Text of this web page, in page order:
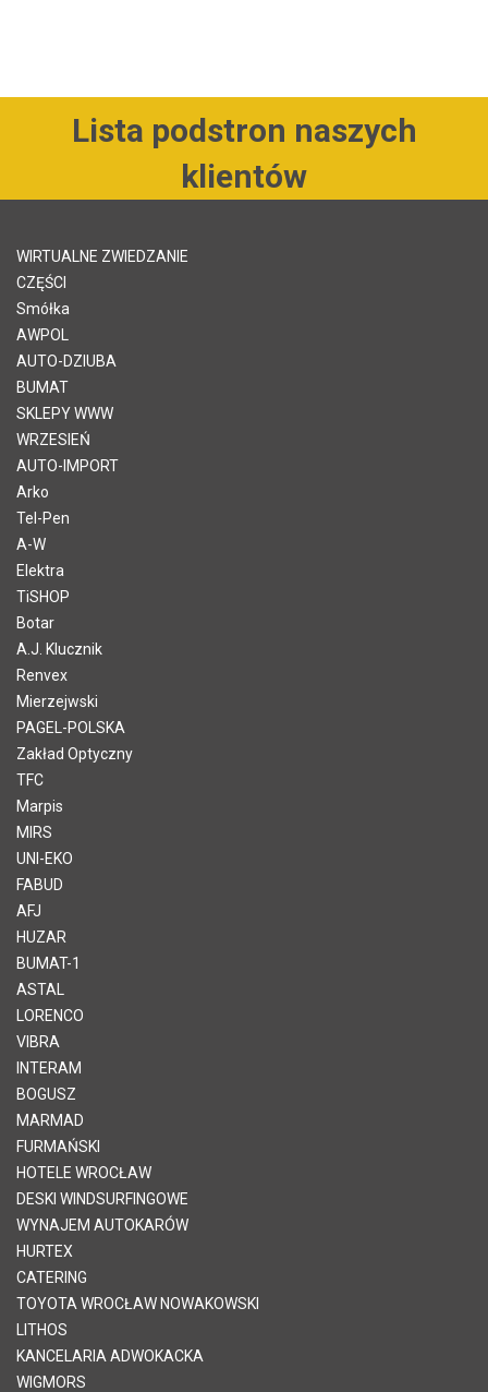
Lista podstron naszych
klientów
WIRTUALNE ZWIEDZANIE
CZĘŚCI
Smółka
AWPOL
AUTO-DZIUBA
BUMAT
SKLEPY WWW
WRZESIEŃ
AUTO-IMPORT
Arko
Tel-Pen
A-W
Elektra
TiSHOP
Botar
A.J. Klucznik
Renvex
Mierzejwski
PAGEL-POLSKA
Zakład Optyczny
TFC
Marpis
MIRS
UNI-EKO
FABUD
AFJ
HUZAR
BUMAT-1
ASTAL
LORENCO
VIBRA
INTERAM
BOGUSZ
MARMAD
FURMAŃSKI
HOTELE WROCŁAW
DESKI WINDSURFINGOWE
WYNAJEM AUTOKARÓW
HURTEX
CATERING
TOYOTA WROCŁAW NOWAKOWSKI
LITHOS
KANCELARIA ADWOKACKA
WIGMORS